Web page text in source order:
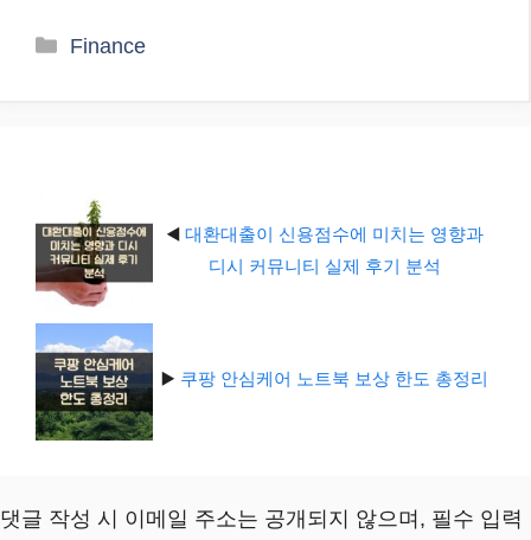
카
Finance
◀️ 대환대출이 신용점수에 미치는 영향과
디시 커뮤니티 실제 후기 분석
▶️ 쿠팡 안심케어 노트북 보상 한도 총정리
댓글 작성 시 이메일 주소는 공개되지 않으며, 필수 입력